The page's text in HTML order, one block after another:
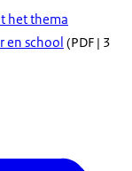
het thema
school (PDF | 3